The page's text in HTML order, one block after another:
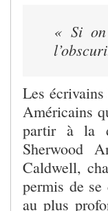
« Si on
Les
Américains
partir à la
Sherwood
Caldwell,
permis de se
au plus